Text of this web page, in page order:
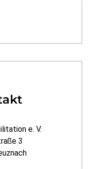
e. V.
3